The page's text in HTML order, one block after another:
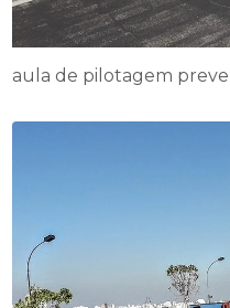
aula de pilotagem